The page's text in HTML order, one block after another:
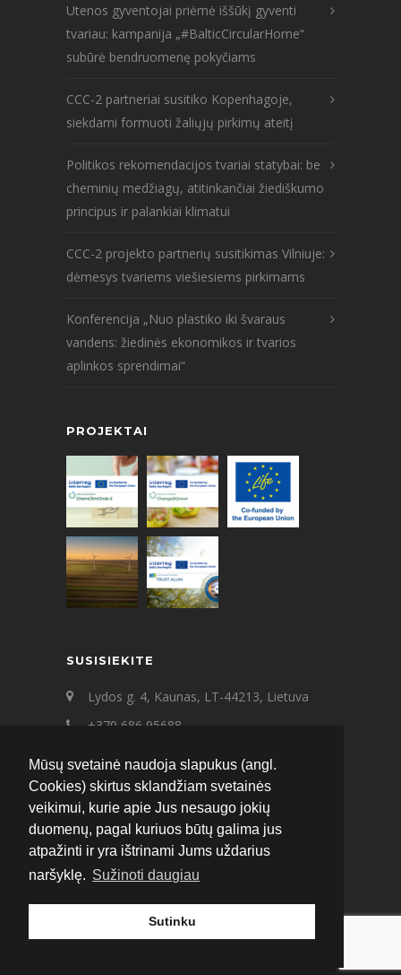
Mūsų svetainė naudoja slapukus (angl.
Cookies) skirtus sklandžiam svetainės
veikimui, kurie apie Jus nesaugo jokių
duomenų, pagal kuriuos būtų galima jus
atpažinti ir yra ištrinami Jums uždarius
naršyklę. Sužinoti daugiau
Sutinku
Utenos gyventojai priėmė iššūkį gyventi
tvariau: kampanija „#BalticCircularHome“
subūrė bendruomenę pokyčiams
CCC-2 partneriai susitiko Kopenhagoje,
siekdami formuoti žaliųjų pirkimų ateitį
Politikos rekomendacijos tvariai statybai: be
cheminių medžiagų, atitinkančiai žiediškumo
principus ir palankiai klimatui
CCC-2 projekto partnerių susitikimas Vilniuje:
dėmesys tvariems viešiesiems pirkimams
Konferencija „Nuo plastiko iki švaraus
vandens: žiedinės ekonomikos ir tvarios
aplinkos sprendimai“
PROJEKTAI
SUSISIEKITE
Lydos g. 4, Kaunas, LT-44213, Lietuva
+370 686 95688
ecat@ecat.lt
Facebook
Instagram
LinkedIn
© 2020 ECAT